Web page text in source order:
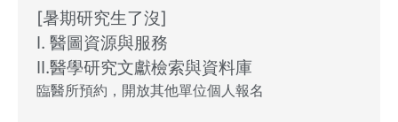
[暑期研究生了沒]
I. 醫圖資源與服務
II.醫學研究文獻檢索與資料庫
臨醫所預約，開放其他單位個人報名